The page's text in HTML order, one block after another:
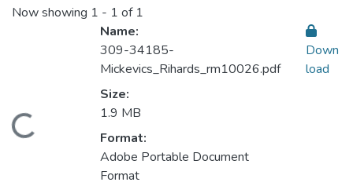
Now showing 1 - 1 of 1
Loading...
Name:
309-34185-
Mickevics_Rihards_rm10026.pdf
Size:
1.9 MB
Format:
Adobe Portable Document
Format
Down
load